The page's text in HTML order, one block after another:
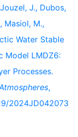
J., Dubos,
Masiol, M.,
Water Stable
Model LMDZ6:
Processes.
,
2024JD042073